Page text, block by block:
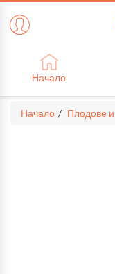
Начало
Начало Плодове